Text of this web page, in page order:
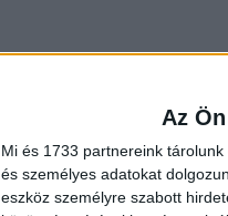
Az
Mi és 1733 partnereink
és személyes adatokat
eszköz személyre szabott